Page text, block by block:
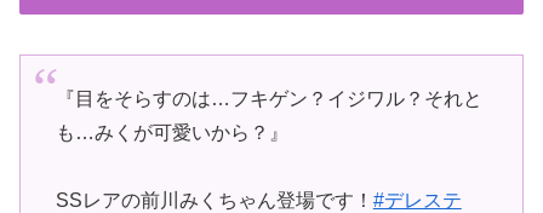
『目をそらすのは…フキゲン？イジワル？それと
も…みくが可愛いから？』
SSレアの前川みくちゃん登場です！ #デレステ